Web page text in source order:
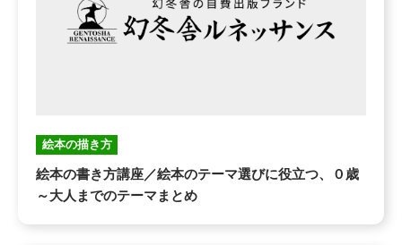
絵本の描き方
絵本の書き方講座／絵本のテーマ選びに役立つ、０歳
～大人までのテーマまとめ